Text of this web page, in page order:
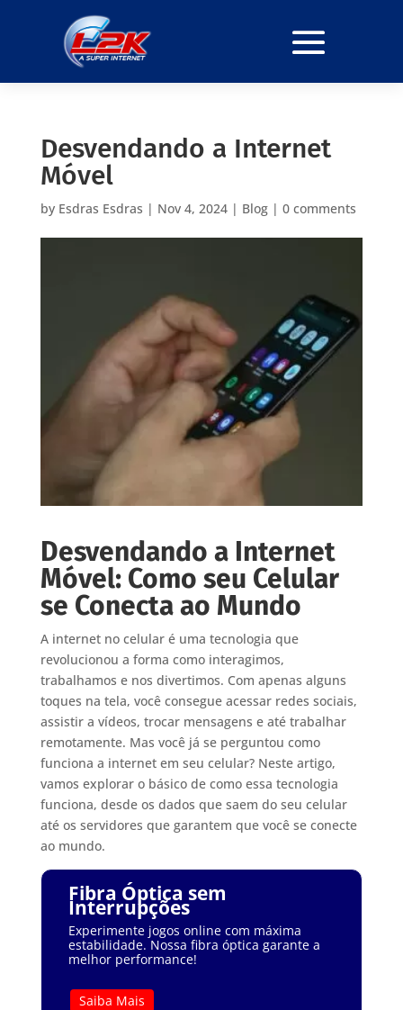
Desvendando a Internet
Móvel
by Esdras Esdras | Nov 4, 2024| Blog| 0 comments
Desvendando a Internet
Móvel: Como seu Celular
se Conecta ao Mundo
A internet no celular é uma tecnologia que
revolucionou a forma como interagimos,
trabalhamos e nos divertimos. Com apenas alguns
toques na tela, você consegue acessar redes sociais,
assistir a vídeos, trocar mensagens e até trabalhar
remotamente. Mas você já se perguntou como
funciona a internet em seu celular? Neste artigo,
vamos explorar o básico de como essa tecnologia
funciona, desde os dados que saem do seu celular
até os servidores que garantem que você se conecte
ao mundo.
Fibra Óptica sem
Interrupções
Experimente jogos online com máxima
estabilidade. Nossa fibra óptica garante a
melhor performance!
Saiba Mais